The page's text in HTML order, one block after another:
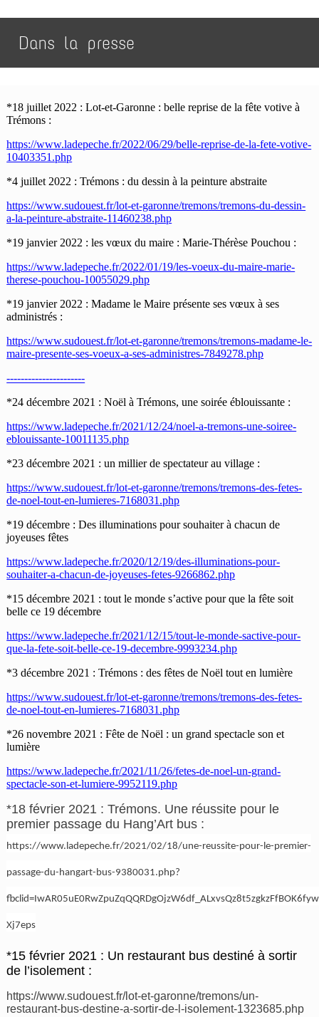
Dans la presse
*18 juillet 2022 : Lot-et-Garonne : belle reprise de la fête votive à
Trémons :
https://www.ladepeche.fr/2022/06/29/belle-reprise-de-la-fete-votive-
10403351.php
*4 juillet 2022 : Trémons : du dessin à la peinture abstraite
https://www.sudouest.fr/lot-et-garonne/tremons/tremons-du-dessin-
a-la-peinture-abstraite-11460238.php
*19 janvier 2022 : les vœux du maire : Marie-Thérèse Pouchou :
https://www.ladepeche.fr/2022/01/19/les-voeux-du-maire-marie-
therese-pouchou-10055029.php
*19 janvier 2022 : Madame le Maire présente ses vœux à ses
administrés :
https://www.sudouest.fr/lot-et-garonne/tremons/tremons-madame-le-
maire-presente-ses-voeux-a-ses-administres-7849278.php
----------------------
*24 décembre 2021 : Noël à Trémons, une soirée éblouissante :
https://www.ladepeche.fr/2021/12/24/noel-a-tremons-une-soiree-
eblouissante-10011135.php
*23 décembre 2021 : un millier de spectateur au village :
https://www.sudouest.fr/lot-et-garonne/tremons/tremons-des-fetes-
de-noel-tout-en-lumieres-7168031.php
*19 décembre : Des illuminations pour souhaiter à chacun de
joyeuses fêtes
https://www.ladepeche.fr/2020/12/19/des-illuminations-pour-
souhaiter-a-chacun-de-joyeuses-fetes-9266862.php
*15 décembre 2021 : tout le monde s’active pour que la fête soit
belle ce 19 décembre
https://www.ladepeche.fr/2021/12/15/tout-le-monde-sactive-pour-
que-la-fete-soit-belle-ce-19-decembre-9993234.php
*3 décembre 2021 : Trémons : des fêtes de Noël tout en lumière
https://www.sudouest.fr/lot-et-garonne/tremons/tremons-des-fetes-
de-noel-tout-en-lumieres-7168031.php
*26 novembre 2021 : Fête de Noël : un grand spectacle son et
lumière
https://www.ladepeche.fr/2021/11/26/fetes-de-noel-un-grand-
spectacle-son-et-lumiere-9952119.php
*18 février 2021 : Trémons. Une réussite pour le
premier passage du Hang’Art bus :
https://www.ladepeche.fr/2021/02/18/une-reussite-pour-le-premier-
passage-du-hangart-bus-9380031.php?
Xj7eps
*15 février 2021 : Un restaurant bus destiné à sortir
de l’isolement :
https://www.sudouest.fr/lot-et-garonne/tremons/un-
restaurant-bus-destine-a-sortir-de-l-isolement-1323685.php